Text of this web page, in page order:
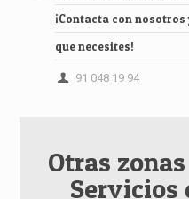
¡Contacta con
que necesites!
91 048 19 94
Otras
Servicios